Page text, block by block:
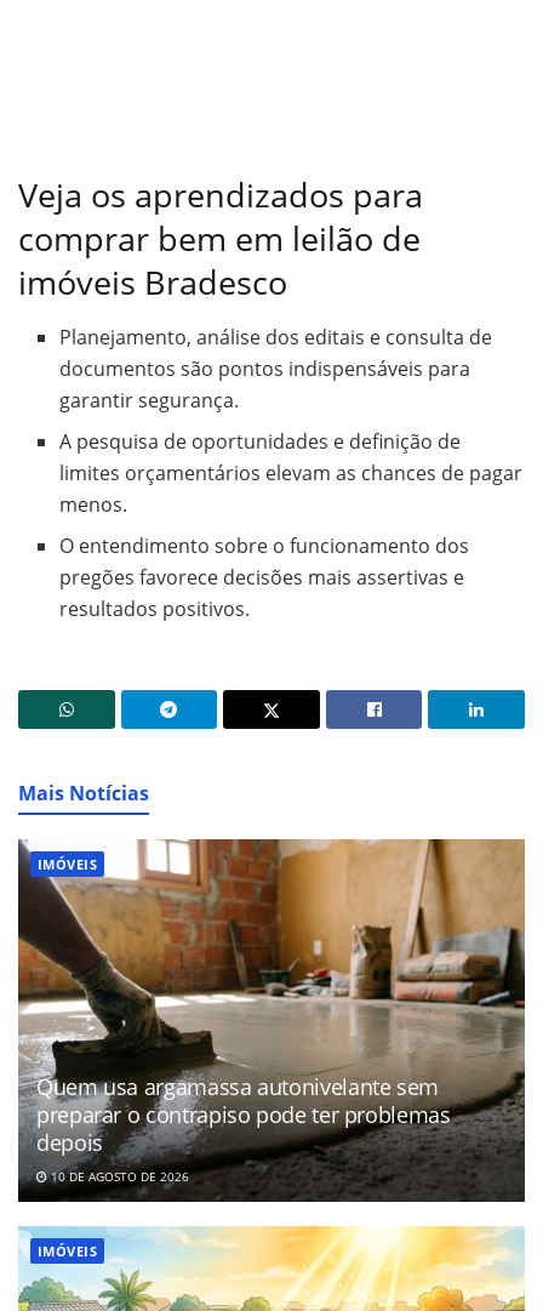
Veja os aprendizados para
comprar bem em leilão de
imóveis Bradesco
Planejamento, análise dos editais e consulta de
documentos são pontos indispensáveis para
garantir segurança.
A pesquisa de oportunidades e definição de
limites orçamentários elevam as chances de pagar
menos.
O entendimento sobre o funcionamento dos
pregões favorece decisões mais assertivas e
resultados positivos.
Mais Notícias
IMÓVEIS
Quem usa argamassa autonivelante sem
preparar o contrapiso pode ter problemas
depois
10 DE AGOSTO DE 2026
IMÓVEIS